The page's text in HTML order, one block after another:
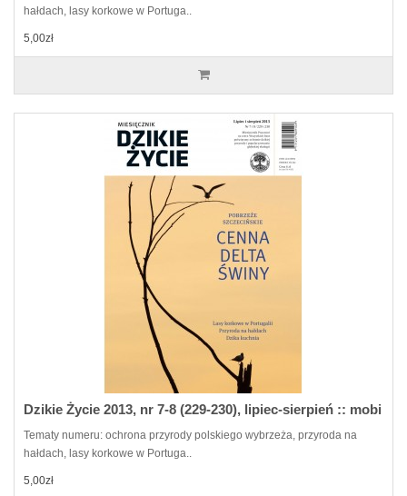
hałdach, lasy korkowe w Portuga..
5,00zł
Dzikie Życie 2013, nr 7-8 (229-230), lipiec-sierpień :: mobi
Tematy numeru: ochrona przyrody polskiego wybrzeża, przyroda na
hałdach, lasy korkowe w Portuga..
5,00zł